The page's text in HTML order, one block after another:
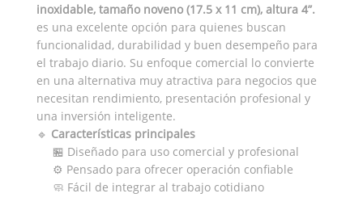
inoxidable, tamaño noveno (17.5 x 11 cm), altura 4”.
es una excelente opción para quienes buscan
funcionalidad, durabilidad y buen desempeño para
el trabajo diario. Su enfoque comercial lo convierte
en una alternativa muy atractiva para negocios que
necesitan rendimiento, presentación profesional y
una inversión inteligente.
🔹 Características principales
🏪 Diseñado para uso comercial y profesional
⚙️ Pensado para ofrecer operación confiable
🧼 Fácil de integrar al trabajo cotidiano